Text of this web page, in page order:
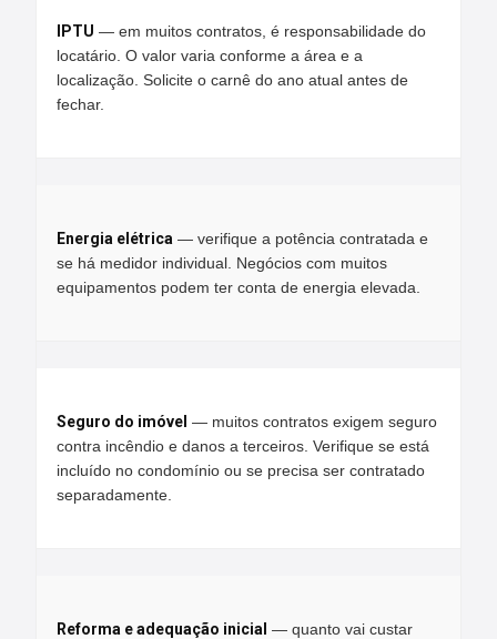
IPTU — em muitos contratos, é responsabilidade do
locatário. O valor varia conforme a área e a
localização. Solicite o carnê do ano atual antes de
fechar.
Energia elétrica — verifique a potência contratada e
se há medidor individual. Negócios com muitos
equipamentos podem ter conta de energia elevada.
Seguro do imóvel — muitos contratos exigem seguro
contra incêndio e danos a terceiros. Verifique se está
incluído no condomínio ou se precisa ser contratado
separadamente.
Reforma e adequação inicial — quanto vai custar